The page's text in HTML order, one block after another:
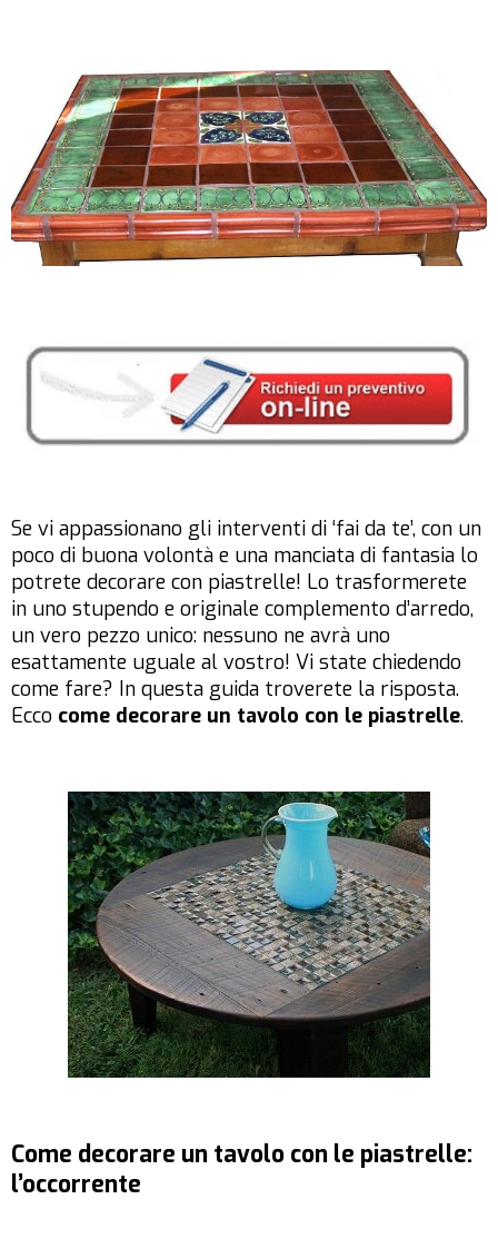
Se vi appassionano gli interventi di ‘fai da te’, con un
poco di buona volontà e una manciata di fantasia lo
potrete decorare con piastrelle! Lo trasformerete
in uno stupendo e originale complemento d’arredo,
un vero pezzo unico: nessuno ne avrà uno
esattamente uguale al vostro! Vi state chiedendo
come fare? In questa guida troverete la risposta.
Ecco come decorare un tavolo con le piastrelle.
Come decorare un tavolo con le piastrelle:
l’occorrente